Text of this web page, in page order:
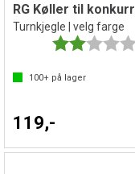
Turnkjegle | velg farge
Karakter:
100+ på lager
119,-